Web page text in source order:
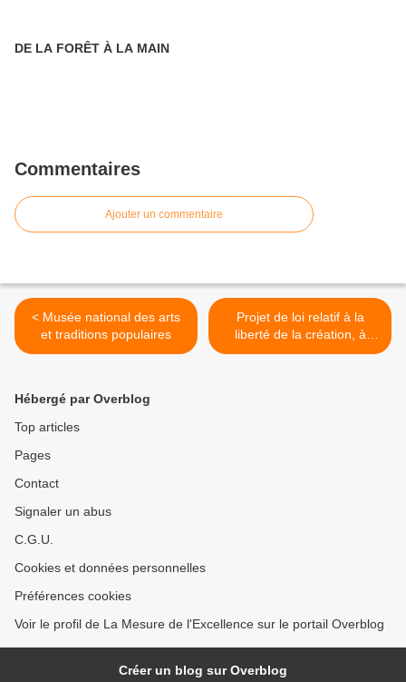
DE LA FORÊT À LA MAIN
Commentaires
Ajouter un commentaire
< Musée national des arts
et traditions populaires
Projet de loi relatif à la
liberté de la création, à
l'architecture et au
Hébergé par Overblog
Top articles
Pages
Contact
Signaler un abus
C.G.U.
Cookies et données personnelles
Préférences cookies
Voir le profil de La Mesure de l'Excellence sur le portail Overblog
Créer un blog sur Overblog